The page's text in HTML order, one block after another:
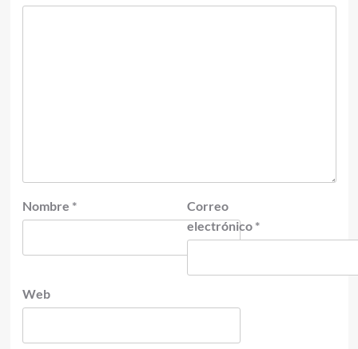
Nombre *
Correo
electrónico *
Web